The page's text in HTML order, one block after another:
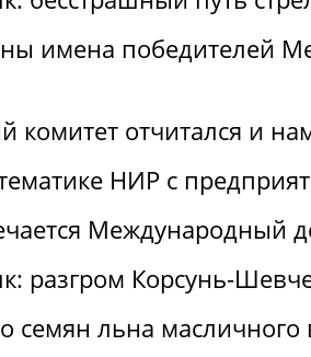
имена победителей
комитет отчитался и
НИР с
Международный
разгром Корсунь-
семян льна